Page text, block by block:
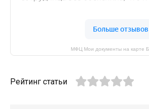
МФЦ Мои документы на карте
Рейтинг статьи